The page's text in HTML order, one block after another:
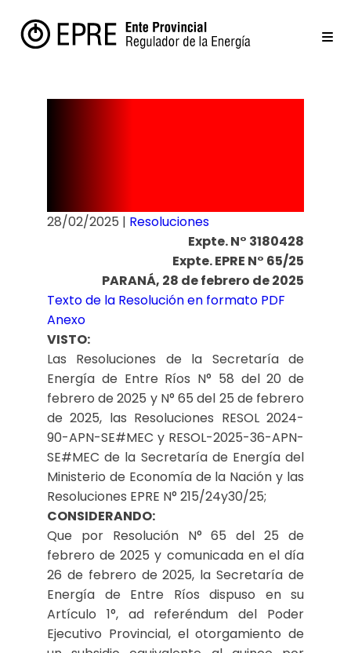
28/02/2025 | Resoluciones
Expte. N° 3180428
Expte. EPRE N° 65/25
PARANÁ, 28 de febrero de 2025
Texto de la Resolución en formato PDF
Anexo
VISTO:
Las Resoluciones de la Secretaría de
Energía de Entre Ríos N° 58 del 20 de
febrero de 2025 y N° 65 del 25 de febrero
de 2025, las Resoluciones RESOL 2024-
90-APN-SE#MEC y RESOL-2025-36-APN-
SE#MEC de la Secretaría de Energía del
Ministerio de Economía de la Nación y las
Resoluciones EPRE N° 215/24y30/25;
CONSIDERANDO:
Que por Resolución N° 65 del 25 de
febrero de 2025 y comunicada en el día
26 de febrero de 2025, la Secretaría de
Energía de Entre Ríos dispuso en su
Artículo 1°, ad referéndum del Poder
Ejecutivo Provincial, el otorgamiento de